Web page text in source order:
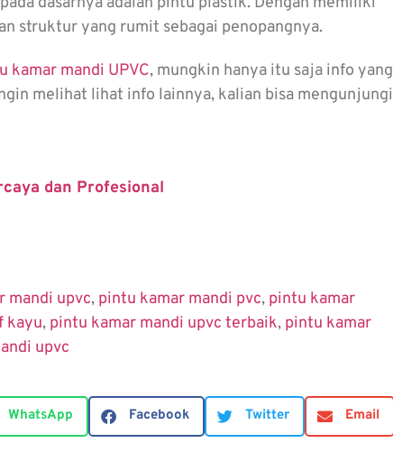
struktur yang rumit sebagai penopangnya.
kamar mandi UPVC, mungkin hanya itu saja info yang
melihat lihat info lainnya, kalian bisa mengunjungi
dan Profesional
mandi upvc, pintu kamar mandi pvc, pintu kamar
kayu, pintu kamar mandi upvc terbaik, pintu kamar
upvc
WhatsApp Facebook Twitter Email